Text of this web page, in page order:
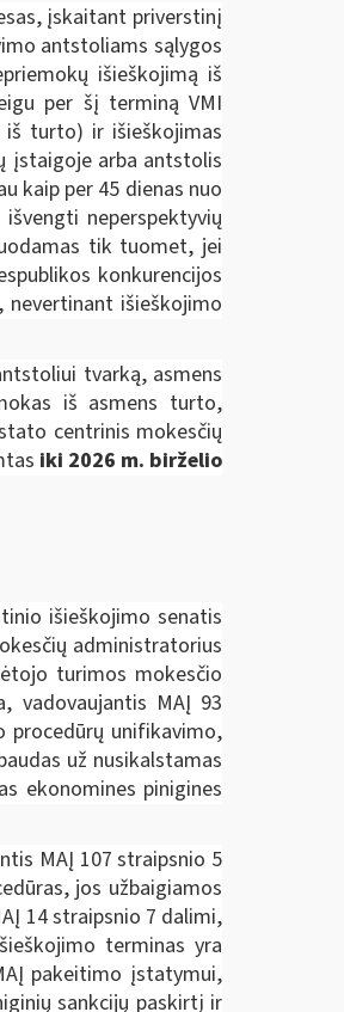
įskaitant priverstinį
antstoliams sąlygos
išieškojimą iš
per šį terminą VMI
iš turto) ir išieškojimas
įstaigoje arba antstolis
kaip per 45 dienas nuo
neperspektyvių
tik tuomet, jei
konkurencijos
nevertinant išieškojimo
tvarką, asmens
iš asmens turto,
centrinis mokesčių
iki 2026 m. birželio
išieškojimo senatis
administratorius
turimos mokesčio
vadovaujantis MAĮ 93
procedūrų unifikavimo,
už nusikalstamas
ekonomines pinigines
MAĮ 107 straipsnio 5
jos užbaigiamos
14 straipsnio 7 dalimi,
terminas yra
pakeitimo įstatymui,
sankcijų paskirtį ir